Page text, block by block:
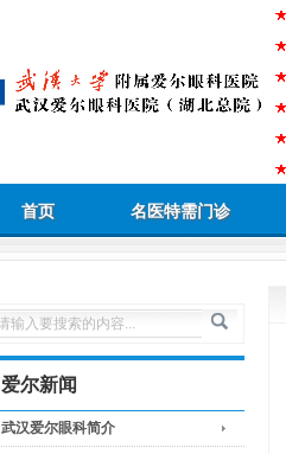
首页 名医特需门诊
爱尔新闻
武汉爱尔眼科简介